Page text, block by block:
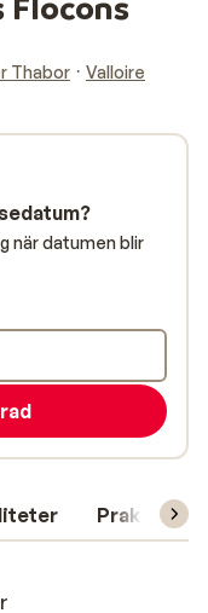
Thabor
Valloire
Praktisk
när datumen blir